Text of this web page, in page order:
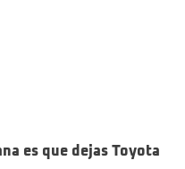
es que dejas Toyota